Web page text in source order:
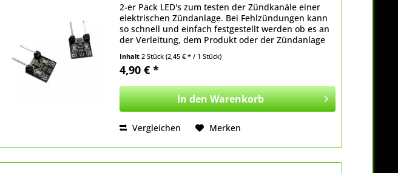
2-er Pack LED's zum testen der Zündkanäle einer
elektrischen Zündanlage. Bei Fehlzündungen kann
so schnell und einfach festgestellt werden ob es an
der Verleitung, dem Produkt oder der Zündanlage
Inhalt 2 Stück(2,45 € * / 1 Stück)
4,90 € *
In denWarenkorb
Vergleichen Merken